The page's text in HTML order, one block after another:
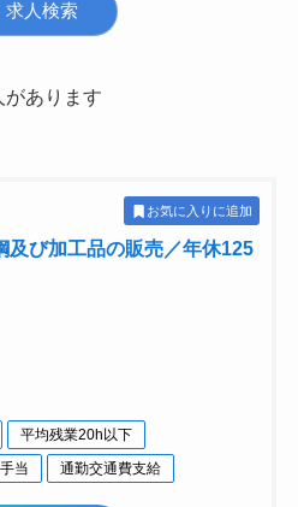
求人検索
あります
お気に入りに追加
及び加工品の販売／年休125
平均残業20h以下
当 通勤交通費支給